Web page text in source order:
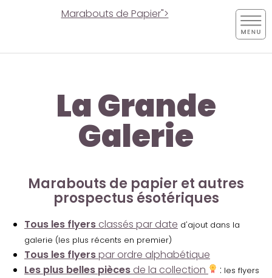
Marabouts de Papier">
La Grande
Galerie
Marabouts de papier et autres
prospectus ésotériques
Tous les flyers classés par date d'ajout dans la
galerie (les plus récents en premier)
Tous les flyerspar ordre alphabétique
Les plus belles pièces de la collection : les flyers